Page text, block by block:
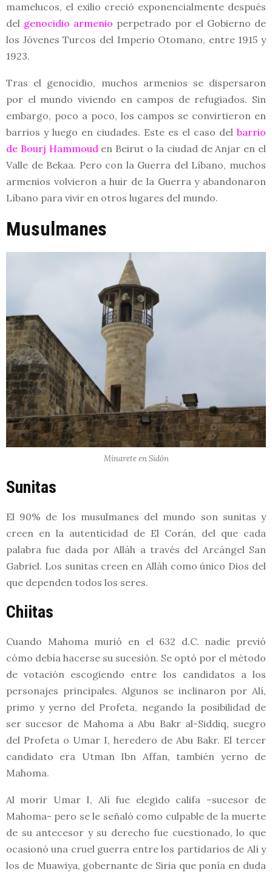
mamelucos, el exilio creció exponencialmente después
del genocidio armenio perpetrado por el Gobierno de
los Jóvenes Turcos del Imperio Otomano, entre 1915 y
1923.
Tras el genocidio, muchos armenios se dispersaron
por el mundo viviendo en campos de refugiados. Sin
embargo, poco a poco, los campos se convirtieron en
barrios y luego en ciudades. Este es el caso del barrio
de Bourj Hammouden Beirut o la ciudad de Anjar en el
Valle de Bekaa. Pero con la Guerra del Líbano, muchos
armenios volvieron a huir de la Guerra y abandonaron
Líbano para vivir en otros lugares del mundo.
Musulmanes
Minarete en Sidón
Sunitas
El 90% de los musulmanes del mundo son sunitas y
creen en la autenticidad de El Corán, del que cada
palabra fue dada por Alláh a través del Arcángel San
Gabriel. Los sunitas creen en Alláh como único Dios del
que dependen todos los seres.
Chiitas
Cuando Mahoma murió en el 632 d.C. nadie previó
cómo debía hacerse su sucesión. Se optó por el método
de votación escogiendo entre los candidatos a los
personajes principales. Algunos se inclinaron por Alí,
primo y yerno del Profeta, negando la posibilidad de
ser sucesor de Mahoma a Abu Bakr al-Siddiq, suegro
del Profeta o Umar I, heredero de Abu Bakr. El tercer
candidato era Utman Ibn Affan, también yerno de
Mahoma.
Al morir Umar I, Alí fue elegido califa –sucesor de
Mahoma- pero se le señaló como culpable de la muerte
de su antecesor y su derecho fue cuestionado, lo que
ocasionó una cruel guerra entre los partidarios de Alí y
los de Muawiya, gobernante de Siria que ponía en duda